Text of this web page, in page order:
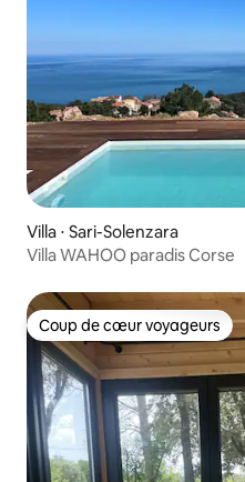
Villa ⋅ Sari-Solenzara
Villa WAHOO paradis Corse
Coup de cœur voyageurs
Coup de cœur voyageurs